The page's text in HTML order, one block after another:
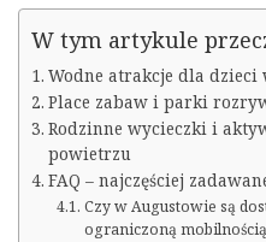
W tym artykule
Wodne atrakcje dla dzieci
Place zabaw i parki
Rodzinne wycieczki i
powietrzu
FAQ – najczęściej
Czy w Augustowie są
ograniczoną